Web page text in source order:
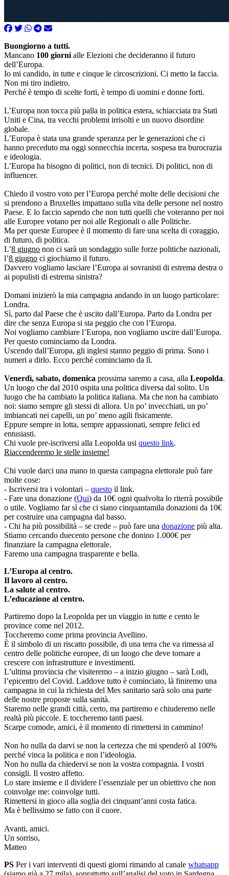
Buongiorno a tutti.
Mancano 100 giorni alle Elezioni che decideranno il futuro
dell’Europa.
Io mi candido, in tutte e cinque le circoscrizioni. Ci metto la faccia.
Non mi tiro indietro.
Perché è tempo di scelte forti, è tempo di uomini e donne forti.
L’Europa non tocca più palla in politica estera, schiacciata tra Stati
Uniti e Cina, tra vecchi problemi irrisolti e un nuovo disordine
globale.
L’Europa è stata una grande speranza per le generazioni che ci
hanno preceduto ma oggi sonnecchia incerta, sospesa tra burocrazia
e ideologia.
L’Europa ha bisogno di politici, non di tecnici. Di politici, non di
influencer.
Chiedo il vostro voto per l’Europa perché molte delle decisioni che
si prendono a Bruxelles impattano sulla vita delle persone nel nostro
Paese. E lo faccio sapendo che non tutti quelli che voteranno per noi
alle Europee votano per noi alle Regionali o alle Politiche.
Ma per queste Europee è il momento di fare una scelta di coraggio,
di futuro, di politica.
L’8 giugno non ci sarà un sondaggio sulle forze politiche nazionali,
l’8 giugno ci giochiamo il futuro.
Davvero vogliamo lasciare l’Europa ai sovranisti di estrema destra o
ai populisti di estrema sinistra?
Domani inizierò la mia campagna andando in un luogo particolare:
Londra.
Sì, parto dal Paese che è uscito dall’Europa. Parto da Londra per
dire che senza Europa si sta peggio che con l’Europa.
Noi vogliamo cambiare l’Europa, non vogliamo uscire dall’Europa.
Per questo cominciamo da Londra.
Uscendo dall’Europa, gli inglesi stanno peggio di prima. Sono i
numeri a dirlo. Ecco perché cominciamo da lì.
Venerdì, sabato, domenica prossima saremo a casa, alla Leopolda.
Un luogo che dal 2010 ospita una politica diversa dal solito. Un
luogo che ha cambiato la politica italiana. Ma che non ha cambiato
noi: siamo sempre gli stessi di allora. Un po’ invecchiati, un po’
imbiancati nei capelli, un po’ meno agili fisicamente.
Eppure sempre in lotta, sempre appassionati, sempre felici ed
entusiasti.
Chi vuole pre-iscriversi alla Leopolda usi questo link.
Riaccenderemo le stelle insieme!
Chi vuole darci una mano in questa campagna elettorale può fare
molte cose:
- Iscriversi tra i volontari – questo il link.
- Fare una donazione (Qui) da 10€ ogni qualvolta lo riterrà possibile
o utile. Vogliamo far sì che ci siano cinquantamila donazioni da 10€
per costruire una campagna dal basso.
- Chi ha più possibilità – se crede – può fare una donazione più alta.
Stiamo cercando duecento persone che donino 1.000€ per
finanziare la campagna elettorale.
Faremo una campagna trasparente e bella.
L’Europa al centro.
Il lavoro al centro.
La salute al centro.
L’educazione al centro.
Partiremo dopo la Leopolda per un viaggio in tutte e cento le
province come nel 2012.
Toccheremo come prima provincia Avellino.
È il simbolo di un riscatto possibile, di una terra che va rimessa al
centro delle politiche europee, di un luogo che deve tornare a
crescere con infrastrutture e investimenti.
L’ultima provincia che visiteremo – a inizio giugno – sarà Lodi,
l’epicentro del Covid. Laddove tutto è cominciato, là finiremo una
campagna in cui la richiesta del Mes sanitario sarà solo una parte
delle nostre proposte sulla sanità.
Staremo nelle grandi città, certo, ma partiremo e chiuderemo nelle
realtà più piccole. E toccheremo tanti paesi.
Scarpe comode, amici, è il momento di rimettersi in cammino!
Non ho nulla da darvi se non la certezza che mi spenderò al 100%
perché vinca la politica e non l’ideologia.
Non ho nulla da chiedervi se non la vostra compagnia. I vostri
consigli. Il vostro affetto.
Lo stare insieme e il dividere l’essenziale per un obiettivo che non
coinvolge me: coinvolge tutti.
Rimettersi in gioco alla soglia dei cinquant’anni costa fatica.
Ma è bellissimo se fatto con il cuore.
Avanti, amici.
Un sorriso,
Matteo
PS Per i vari interventi di questi giorni rimando al canale whatsapp